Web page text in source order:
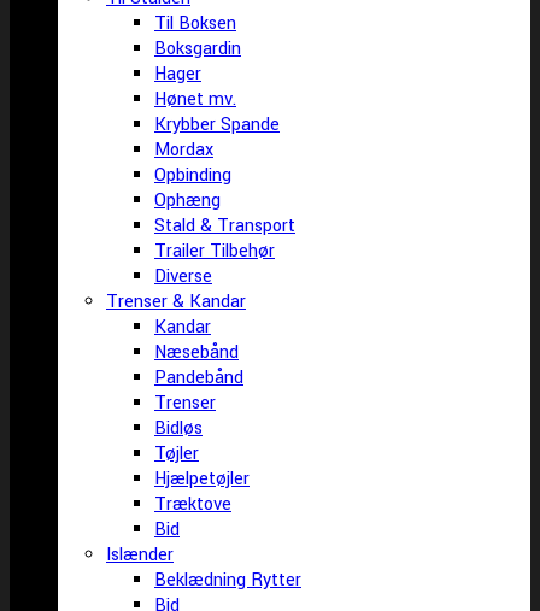
Til Boksen
Boksgardin
Hager
Hønet mv.
Krybber Spande
Mordax
Opbinding
Ophæng
Stald & Transport
Trailer Tilbehør
Diverse
Trenser & Kandar
Kandar
Næsebånd
Pandebånd
Trenser
Bidløs
Tøjler
Hjælpetøjler
Træktove
Bid
Islænder
Beklædning Rytter
Bid